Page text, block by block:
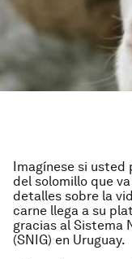
Imagínese si usted
del solomillo que
detalles sobre la
carne llega a su
gracias al Sistema
(SNIG) en Uruguay.